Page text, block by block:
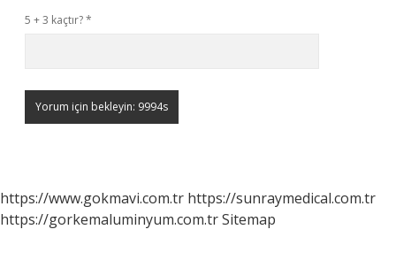
5 + 3 kaçtır?*
https://www.gokmavi.com.tr https://sunraymedical.com.tr
https://gorkemaluminyum.com.trSitemap